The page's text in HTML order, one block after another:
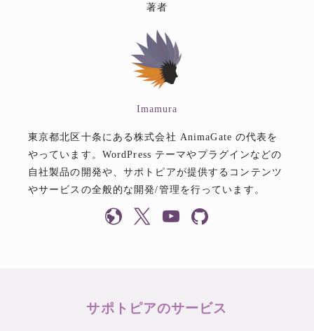
著者
Imamura
東京都北区十条にある株式会社 AnimaGate の代表を
やっています。WordPress テーマやプラグインなどの
自社製品の開発や、サポトピアが提供するコンテンツ
やサービスの全般的な開発/管理を行っています。
サポトピアのサービス